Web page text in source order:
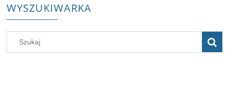
WYSZUKIWARKA